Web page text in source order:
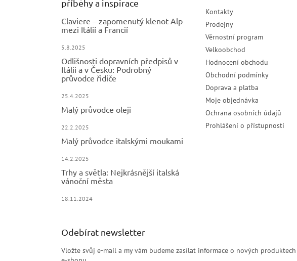
příběhy a inspirace
Claviere – zapomenutý klenot Alp
mezi Itálií a Francií
5.8.2025
Odlišnosti dopravních předpisů v
Itálii a v Česku: Podrobný
průvodce řidiče
25.4.2025
Malý průvodce oleji
22.2.2025
Malý průvodce italskými moukami
14.2.2025
Trhy a světla: Nejkrásnější italská
vánoční města
18.11.2024
Kontakty
Prodejny
Věrnostní program
Velkoobchod
Hodnocení obchodu
Obchodní podmínky
Doprava a platba
Moje objednávka
Ochrana osobních údajů
Prohlášení o přístupnosti
Odebírat newsletter
Vložte svůj e-mail a my vám budeme zasílat informace o nových produktech